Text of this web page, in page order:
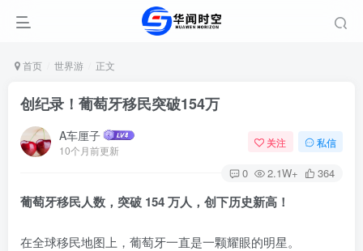
首页 世界游 正文
创纪录！葡萄牙移民突破154万
A车厘子
10个月前更新
关注 私信
0 2.1W+ 364
葡萄牙移民人数，突破 154 万人，创下历史新高！
在全球移民地图上，葡萄牙一直是一颗耀眼的明星。